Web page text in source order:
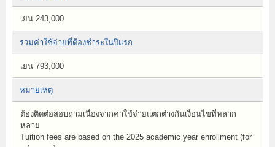
เยน 243,000
รวมค่าใช้จ่ายที่ต้องชำระในปีแรก
เยน 793,000
หมายเหตุ
ต้องติดต่อสอบถามเนื่องจากค่าใช้จ่ายแตกต่างกันเงื่อนไขที่หลาก
หลาย
Tuition fees are based on the 2025 academic year enrollment (for